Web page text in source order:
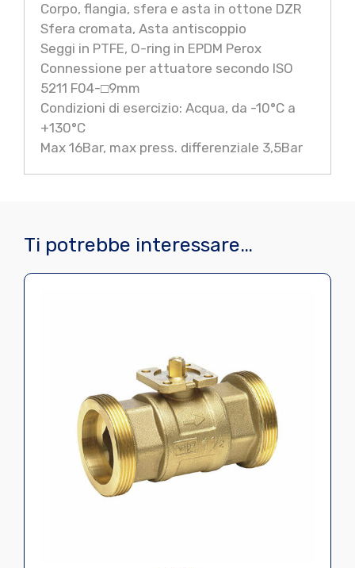
Corpo, flangia, sfera e asta in ottone DZR
Sfera cromata, Asta antiscoppio
Seggi in PTFE, O-ring in EPDM Perox
Connessione per attuatore secondo ISO
5211 F04-□9mm
Condizioni di esercizio: Acqua, da -10°C a
+130°C
Max 16Bar, max press. differenziale 3,5Bar
Ti potrebbe interessare…